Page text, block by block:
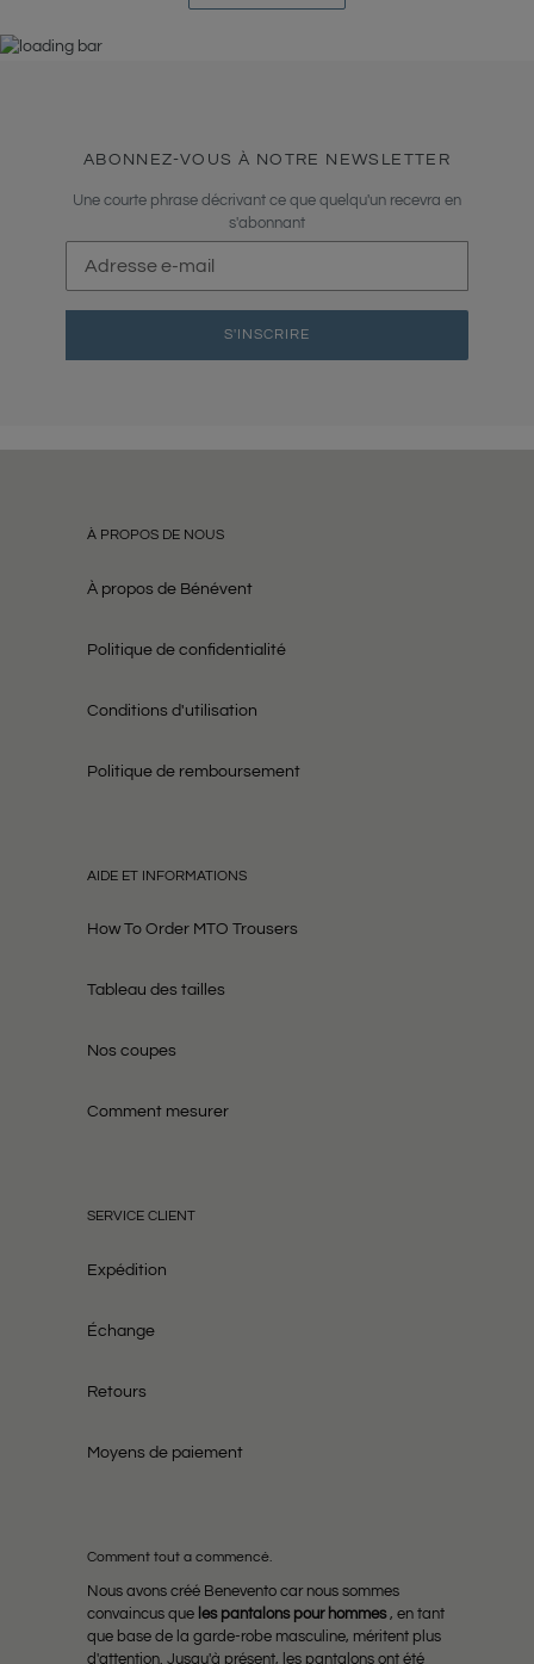
ABONNEZ-VOUS À NOTRE NEWSLETTER
Une courte phrase décrivant ce que quelqu'un recevra en
s'abonnant
S'INSCRIRE
À PROPOS DE NOUS
À propos de Bénévent
Politique de confidentialité
Conditions d'utilisation
Politique de remboursement
AIDE ET INFORMATIONS
How To Order MTO Trousers
Tableau des tailles
Nos coupes
Comment mesurer
SERVICE CLIENT
Expédition
Échange
Retours
Moyens de paiement
Comment tout a commencé.
Nous avons créé Benevento car nous sommes
convaincus que les pantalons pour hommes, en tant
que base de la garde-robe masculine, méritent plus
d'attention. Jusqu'à présent, les pantalons ont été